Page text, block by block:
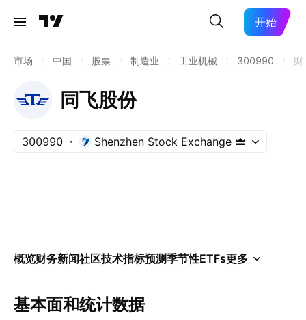
开始
市场 中国 股票 制造业 工业机械 300990 财
同飞股份
300990 Shenzhen Stock Exchange
概览财务新闻社区技术指标预测季节性ETFs更多
基本面和统计数据